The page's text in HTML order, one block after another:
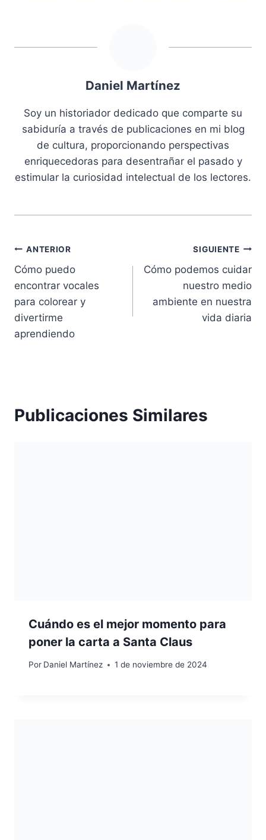
Daniel Martínez
Soy un historiador dedicado que comparte su
sabiduría a través de publicaciones en mi blog
de cultura, proporcionando perspectivas
enriquecedoras para desentrañar el pasado y
estimular la curiosidad intelectual de los lectores.
Navegación
de
entradas
ANTERIOR
Cómo puedo
encontrar vocales
para colorear y
divertirme
aprendiendo
SIGUIENTE
Cómo podemos cuidar
nuestro medio
ambiente en nuestra
vida diaria
Publicaciones Similares
Cuándo es el mejor momento para
poner la carta a Santa Claus
Por Daniel Martínez 1 de noviembre de 2024